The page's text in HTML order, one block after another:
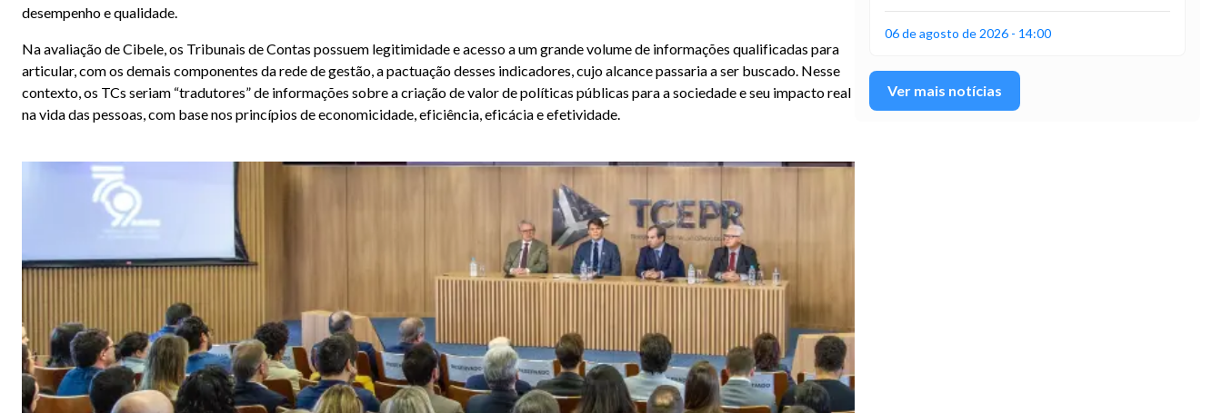
desempenho e qualidade.
Na avaliação de Cibele, os Tribunais de Contas possuem legitimidade e acesso a um grande volume de informações qualificadas para
articular, com os demais componentes da rede de gestão, a pactuação desses indicadores, cujo alcance passaria a ser buscado. Nesse
contexto, os TCs seriam “tradutores” de informações sobre a criação de valor de políticas públicas para a sociedade e seu impacto real
na vida das pessoas, com base nos princípios de economicidade, eficiência, eficácia e efetividade.
06 de agosto de 2026 - 14:00
Ver mais notícias